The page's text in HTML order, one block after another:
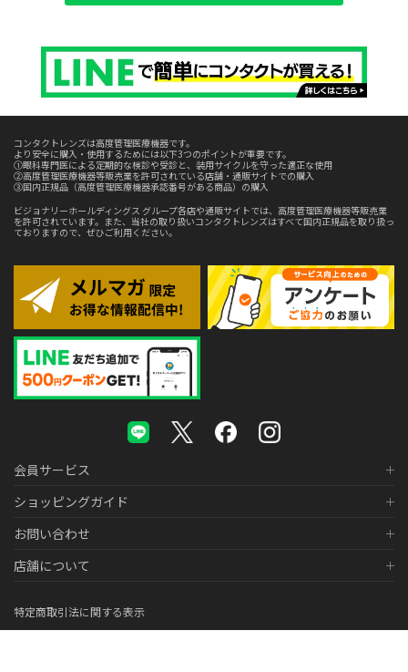
コンタクトレンズは高度管理医療機器です。
より安全に購入・使用するためには以下3つのポイントが重要です。
①眼科専門医による定期的な検診や受診と、装用サイクルを守った適正な使用
②高度管理医療機器等販売業を許可されている店舗・通販サイトでの購入
③国内正規品（高度管理医療機器承認番号がある商品）の購入
ビジョナリーホールディングス グループ各店や通販サイトでは、高度管理医療機器等販売業
を許可されています。また、当社の取り扱いコンタクトレンズはすべて国内正規品を取り扱っ
ておりますので、ぜひご利用ください。
会員サービス
ショッピングガイド
お問い合わせ
店舗について
特定商取引法に関する表示